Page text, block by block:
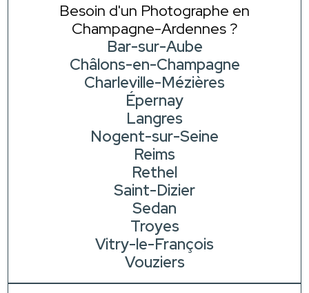
Besoin d'un Photographe en
Champagne-Ardennes ?
Bar-sur-Aube
Châlons-en-Champagne
Charleville-Mézières
Épernay
Langres
Nogent-sur-Seine
Reims
Rethel
Saint-Dizier
Sedan
Troyes
Vitry-le-François
Vouziers